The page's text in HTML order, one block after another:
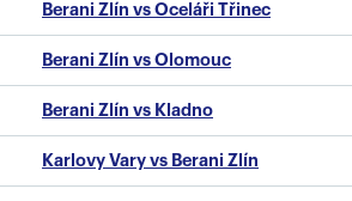
Berani Zlín vs Oceláři Třinec
Berani Zlín vs Olomouc
Berani Zlín vs Kladno
Karlovy Vary vs Berani Zlín